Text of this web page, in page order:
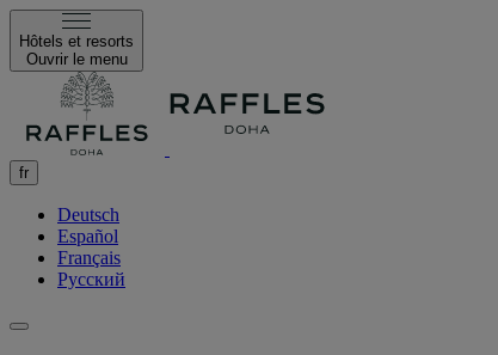
Hôtels et resorts
Ouvrir le menu
fr
Deutsch
Español
Français
Русский